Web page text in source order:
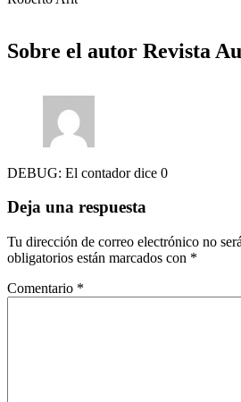
Sobre el autor Revista
DEBUG: El contador dice 0
Deja una respuesta
Tu dirección de correo electrónico no
obligatorios están marcados con *
Comentario *